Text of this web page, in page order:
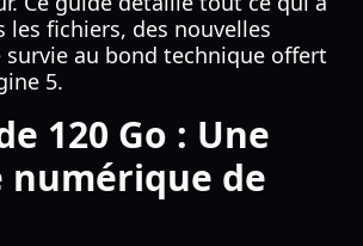
les fichiers, des nouvelles
survie au bond technique offert
5.
120 Go : Une
numérique de